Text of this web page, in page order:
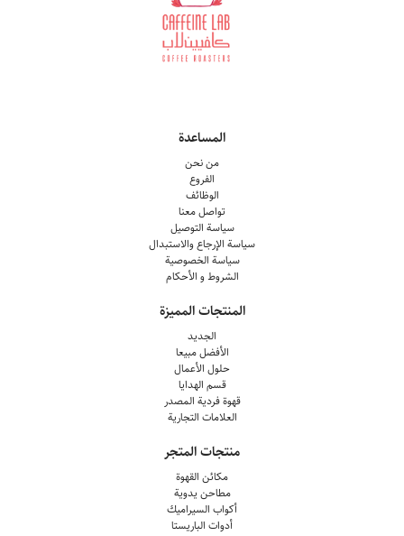
المساعدة
من نحن
الفروع
الوظائف
تواصل معنا
سياسة التوصيل
سياسة الإرجاع والاستبدال
سياسة الخصوصية
الشروط و الأحكام
المنتجات المميزة
الجديد
الأفضل مبيعا
حلول الأعمال
قسم الهدايا
قهوة فردية المصدر
العلامات التجارية
منتجات المتجر
مكائن القهوة
مطاحن يدوية
أكواب السيراميك
أدوات الباريستا